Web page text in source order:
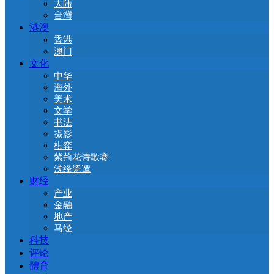
大陆
台灣
港澳
香港
澳门
文化
中华
海外
美术
文学
书法
摄影
棋弈
紫荊花诗歌赛
浅绛瓷谭
财经
产业
金融
地产
马经
科技
评论
體育